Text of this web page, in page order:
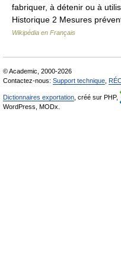
fabriquer, à détenir ou à
Historique 2 Mesures
Wikipédia en Français
© Academic, 2000-2026
Contactez-nous: Support technique
Dictionnaires exportation , créé sur PHP,
WordPress, MODx.